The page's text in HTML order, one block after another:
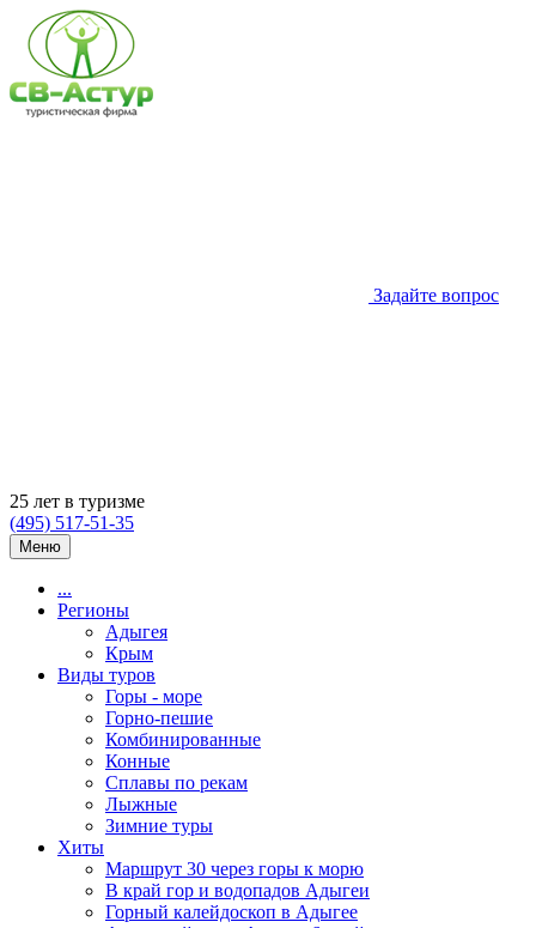
Задайте вопрос
25 лет в туризме
(495) 517-51-35
Меню
...
Регионы
Адыгея
Крым
Виды туров
Горы - море
Горно-пешие
Комбинированные
Конные
Сплавы по рекам
Лыжные
Зимние туры
Хиты
Маршрут 30 через горы к морю
В край гор и водопадов Адыгеи
Горный калейдоскоп в Адыгее